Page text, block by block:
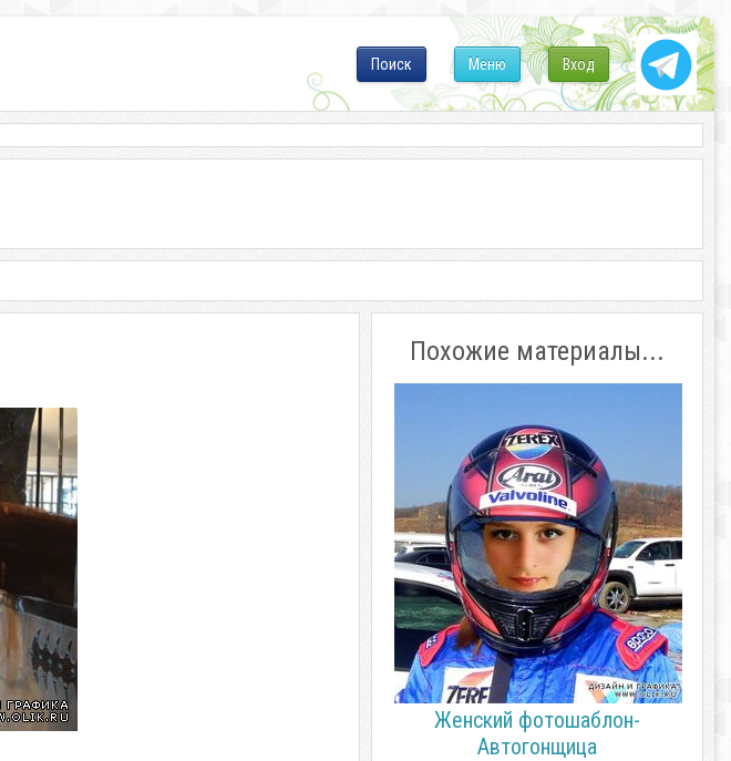
Вход
Меню
Поиск
Похожие материалы...
Женский фотошаблон-
Автогонщица